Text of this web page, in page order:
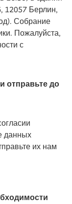
12057 Берлин,
Собрание
Пожалуйста,
с
отправьте до
данных
их нам